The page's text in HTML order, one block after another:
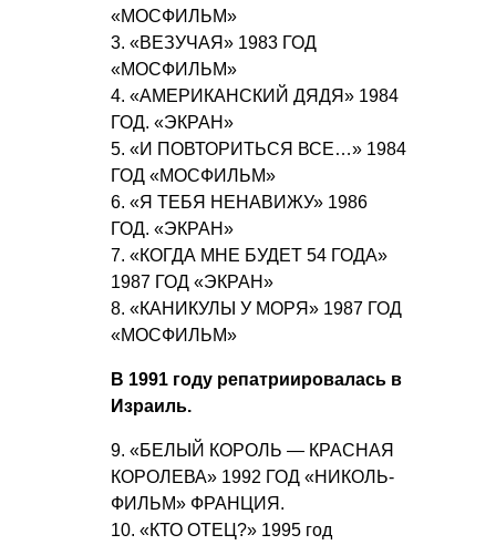
«МОСФИЛЬМ»
3. «ВЕЗУЧАЯ» 1983 ГОД
«МОСФИЛЬМ»
4. «АМЕРИКАНСКИЙ ДЯДЯ» 1984
ГОД. «ЭКРАН»
5. «И ПОВТОРИТЬСЯ ВСЕ…» 1984
ГОД «МОСФИЛЬМ»
6. «Я ТЕБЯ НЕНАВИЖУ» 1986
ГОД. «ЭКРАН»
7. «КОГДА МНЕ БУДЕТ 54 ГОДА»
1987 ГОД «ЭКРАН»
8. «КАНИКУЛЫ У МОРЯ» 1987 ГОД
«МОСФИЛЬМ»
В 1991 году репатриировалась в
Израиль.
9. «БЕЛЫЙ КОРОЛЬ — КРАСНАЯ
КОРОЛЕВА» 1992 ГОД «НИКОЛЬ-
ФИЛЬМ» ФРАНЦИЯ.
10. «КТО ОТЕЦ?» 1995 год